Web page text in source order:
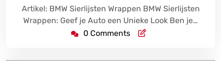
Artikel: BMW Sierlijsten Wrappen BMW Sierlijsten
Wrappen: Geef je Auto een Unieke Look Ben je…
0 Comments